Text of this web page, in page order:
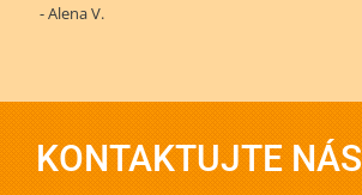
- Alena V.
KONTAKTUJTE NÁS